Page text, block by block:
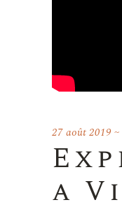
27 août 2019
a